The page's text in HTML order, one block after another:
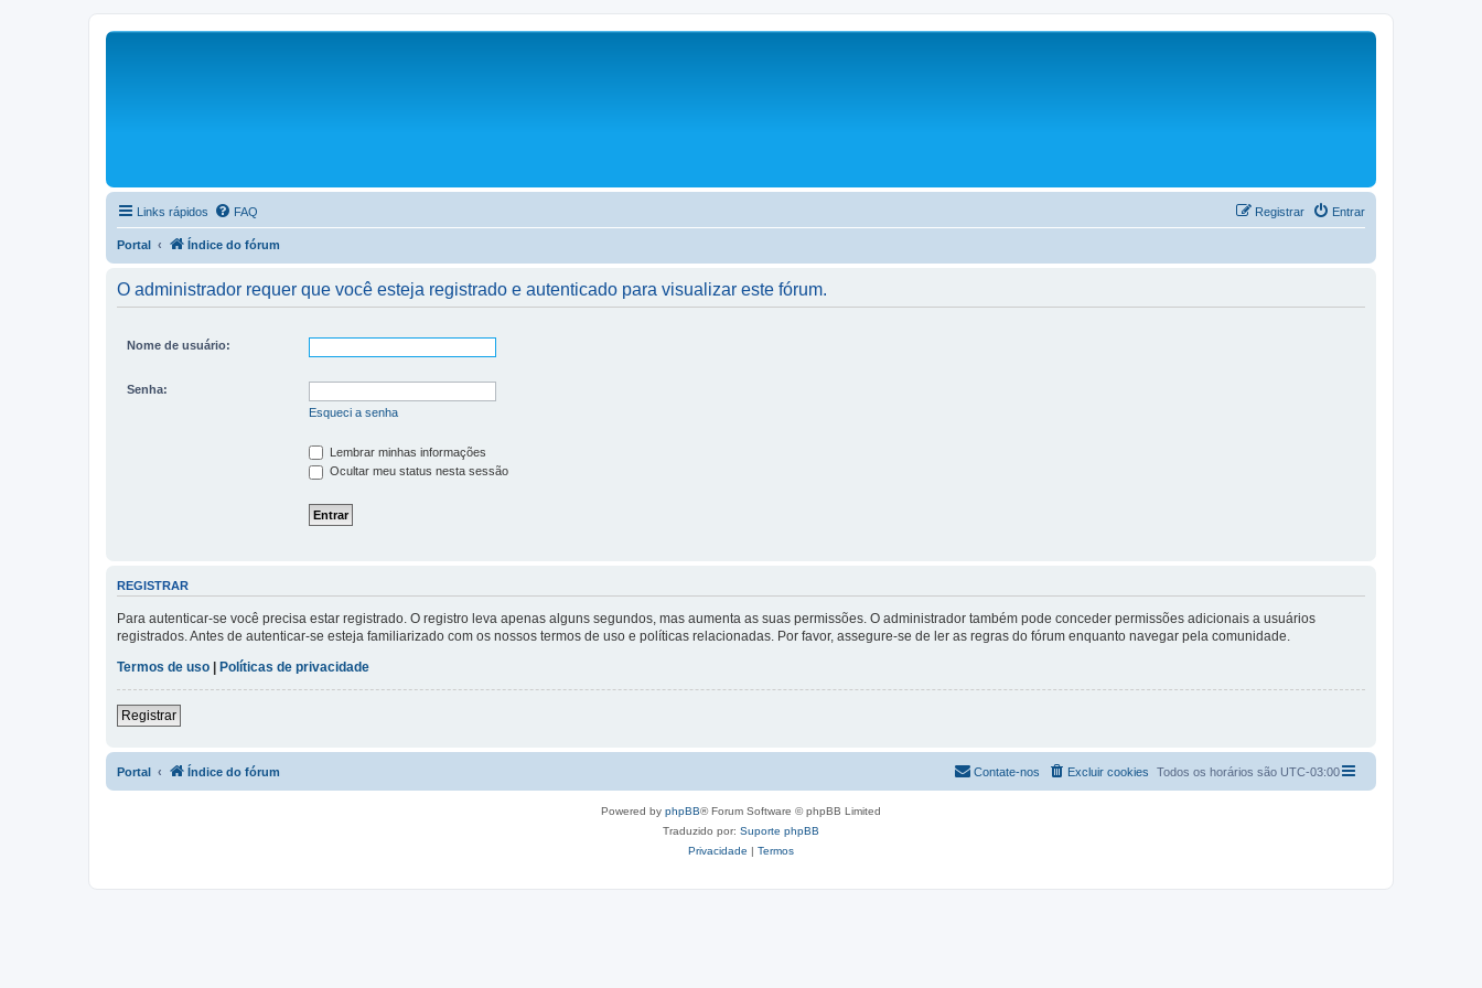
Links rápidos FAQ Entrar
Registrar
Portal Índice do fórum
O administrador requer que você esteja registrado e autenticado para visualizar este fórum.
Nome de usuário:
Senha:
Esqueci a senha
Lembrar minhas informações
Ocultar meu status nesta sessão
REGISTRAR
Para autenticar-se você precisa estar registrado. O registro leva apenas alguns segundos, mas aumenta as suas permissões. O administrador também pode conceder permissões adicionais a usuários
registrados. Antes de autenticar-se esteja familiarizado com os nossos termos de uso e políticas relacionadas. Por favor, assegure-se de ler as regras do fórum enquanto navegar pela comunidade.
Termos de uso | Políticas de privacidade
Registrar
Portal Índice do fórum Todos os horários são UTC-03:00
Excluir cookies
Contate-nos
Powered by phpBB® Forum Software © phpBB Limited
Traduzido por: Suporte phpBB
Privacidade | Termos